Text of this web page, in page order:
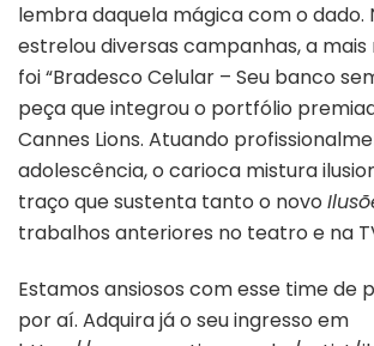
lembra daquela mágica com o dado.
estrelou diversas campanhas, a
foi “Bradesco Celular – Seu banco
peça que integrou o portfólio
Cannes Lions. Atuando
adolescência, o carioca mistura
traço que sustenta tanto o novo
trabalhos anteriores no teatro e na
Estamos ansiosos com esse time de
por aí. Adquira já o seu ingresso em